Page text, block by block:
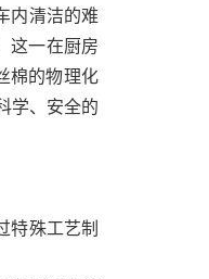
内清洁的难
这一在厨房
棉的物理化
学、安全的
特殊工艺制